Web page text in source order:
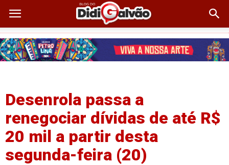
Desenrola passa a
renegociar dívidas de até R$
20 mil a partir desta
segunda-feira (20)